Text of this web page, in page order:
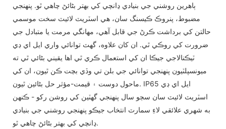
ٻاهرين روشني جي بنيادي ڍانچي کي بهتر بڻائڻ چاهي ٿو. پنهنجي
مضبوط، پنروڪ ڪيسنگ سان، هي اسٽريٽ لائيٽ سخت موسمي
حالتن کي برداشت ڪرڻ جي قابل آهي، مهانگي مرمت يا متبادل جي
ضرورت کي روڪي ٿي. ان کان علاوه، گهٽ توانائي واري ايل اي ڊي
ٽيڪنالاجي جيڪا ان کي استعمال ڪري ٿي اها يقيني بڻائي ٿي ته
ميونسپلٽيون پنهنجي توانائي جي بلن تي وڏي بچت ڪن ٿيون، ان کي
ماحول دوست ۽ قيمت-مؤثر حل بڻائين ٿيون. IP65 ايل اي ڊي
اسٽريٽ لائيٽ سان سڄو سال پنهنجي گهٽين کي روشن رکو - ڪنهن
به شهري علائقي لاءِ سمارٽ انتخاب جيڪو پنهنجي روشني جي بنيادي
ڍانچي کي بهتر بڻائڻ چاهي ٿو.